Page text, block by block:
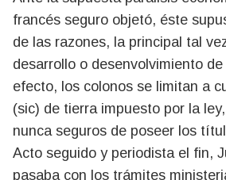
francés seguro objetó, éste
de las razones, la principal tal
desarrollo o desenvolvimiento
efecto, los colonos se limitan a
(sic) de tierra impuesto por la
nunca seguros de poseer los
Acto seguido y periodista el fin,
pasaba con los trámites